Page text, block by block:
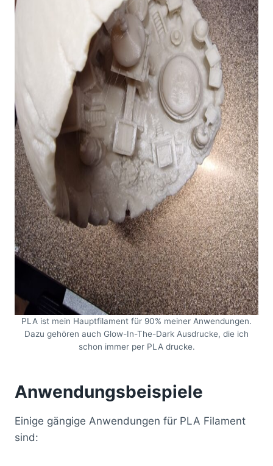
PLA ist mein Hauptfilament für 90% meiner Anwendungen.
Dazu gehören auch Glow-In-The-Dark Ausdrucke, die ich
schon immer per PLA drucke.
Anwendungsbeispiele
Einige gängige Anwendungen für PLA Filament
sind: